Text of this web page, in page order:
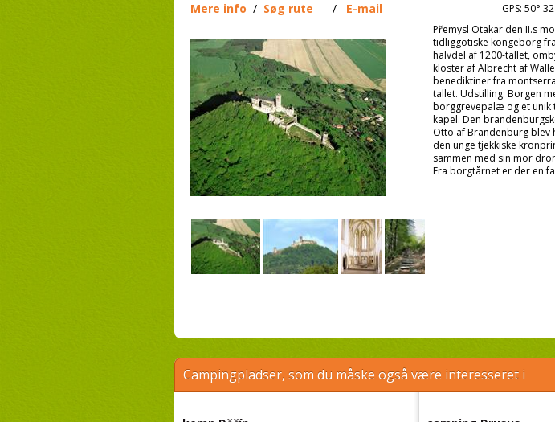
Mere info / Søg rute / E-mail
GPS: 50°
Přemysl Otakar den II.s
tidliggotiske kongeborg
halvdel af 1200-tallet,
kloster af Albrecht af
benediktiner fra
tallet. Udstilling: Borgen
borggrevepalæ og et unik
kapel. Den
Otto af Brandenburg blev
den unge tjekkiske
sammen med sin mor
Fra borgtårnet er der en
Campingpladser, som du måske også være interesseret i